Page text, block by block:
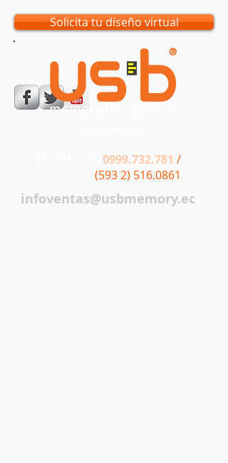
0999.732.781 /
(593 2) 516.0861
infoventas@usbmemory.ec
Solicita tu diseño virtual